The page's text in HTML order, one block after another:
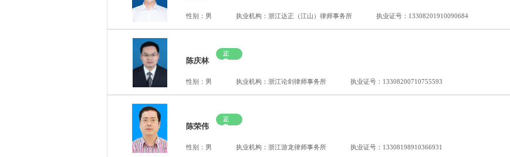
性别：男 执业机构：浙江达正（江山）律师事务所 执业证号：13308201910090684
陈庆林
正
常
性别：男 执业机构：浙江论剑律师事务所 执业证号：13308200710755593
陈荣伟
正
常
性别：男 执业机构：浙江游龙律师事务所 执业证号：13308198910366931